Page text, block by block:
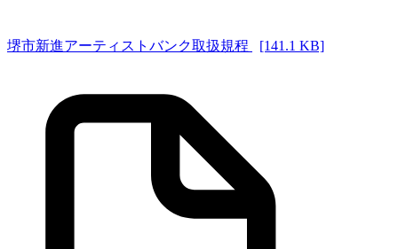
堺市新進アーティストバンク取扱規程 [141.1 KB]